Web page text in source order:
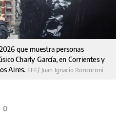
que muestra personas
Charly García, en Corrientes y
Aires. EFE/ Juan Ignacio Roncoroni
0